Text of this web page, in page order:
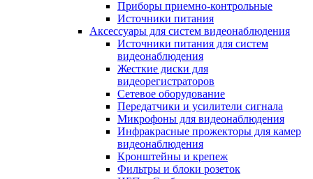
Приборы приемно-контрольные
Источники питания
Аксессуары для систем видеонаблюдения
Источники питания для систем
видеонаблюдения
Жесткие диски для
видеорегистраторов
Сетевое оборудование
Передатчики и усилители сигнала
Микрофоны для видеонаблюдения
Инфракрасные прожекторы для камер
видеонаблюдения
Кронштейны и крепеж
Фильтры и блоки розеток